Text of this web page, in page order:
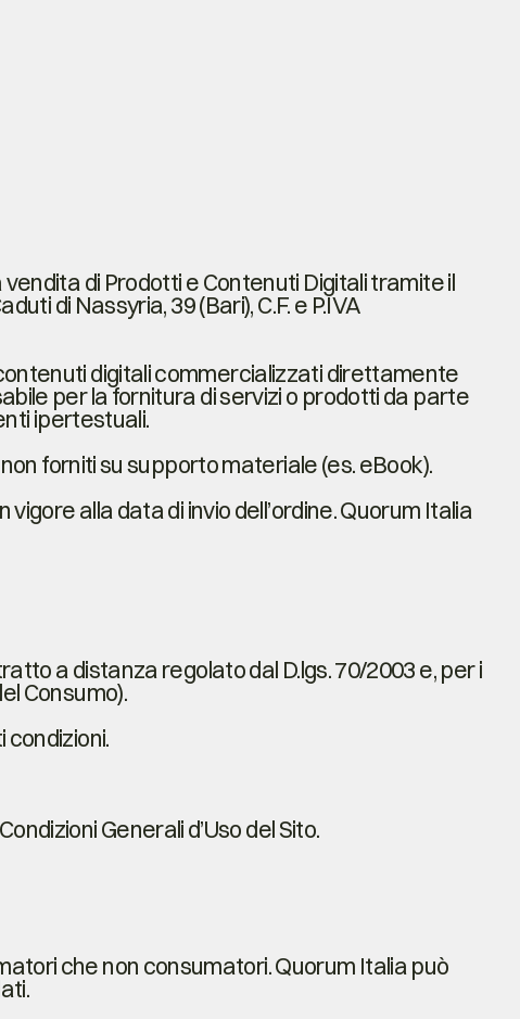
di Prodotti e Contenuti Digitali tramite il
di Nassyria, 39 (Bari), C.F. e P.IVA
digitali commercializzati direttamente
per la fornitura di servizi o prodotti da parte
ipertestuali.
forniti su supporto materiale (es. eBook).
alla data di invio dell’ordine. Quorum Italia
a distanza regolato dal D.lgs. 70/2003 e, per i
Consumo).
condizioni.
Generali d’Uso del Sito.
che non consumatori. Quorum Italia può